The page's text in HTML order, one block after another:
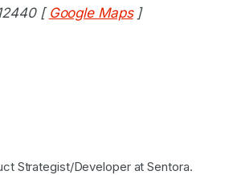
[ Google Maps]
Strategist/Developer at Sentora.